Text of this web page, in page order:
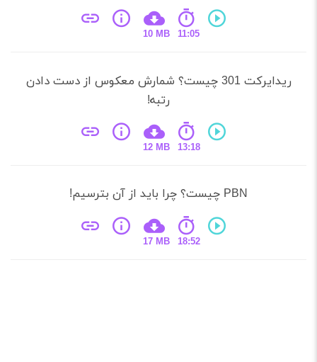
10 MB
ریدایرکت 301 چیست؟ شمارش معکوس از دست دادن
12 MB
17 MB